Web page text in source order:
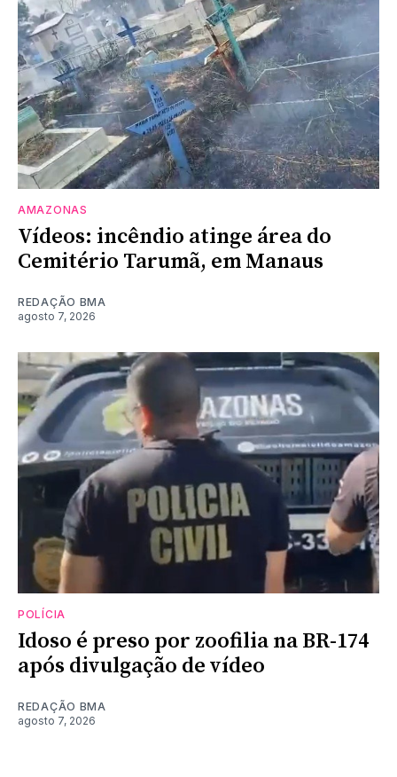
AMAZONAS
Vídeos: incêndio atinge área do
Cemitério Tarumã, em Manaus
REDAÇÃO BMA
agosto 7, 2026
POLÍCIA
Idoso é preso por zoofilia na BR-174
após divulgação de vídeo
REDAÇÃO BMA
agosto 7, 2026